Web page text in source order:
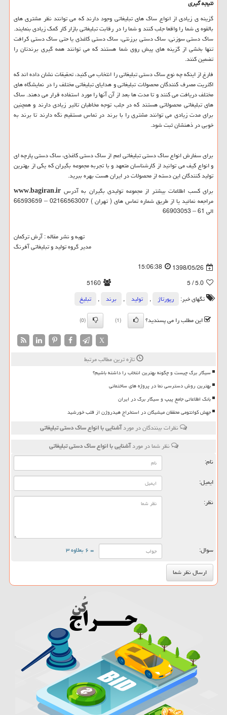
نتیجه گیری
گزینه ی زیادی از انواع ساک های تبلیغاتی وجود دارند که می توانند نظر مشتری های
بالقوه ی شما را واقعا جلب کنند و شما را در رقابت تبلیغاتی بازار کار کمک زیادی بنمایند.
ساک دستی سوزنی، ساک دستی برزنتی، ساک دستی کاغذی یا حتی ساک دستی کرافت
تنها بخشی از گزینه های پیش روی شما هستند که می توانند همه گیری برندتان را
تضمین کنند.
فارغ از اینکه چه نوع ساک دستی تبلیغاتی را انتخاب می کنید، تحقیقات نشان داده اند که
اکثریت مصرف کنندگان محصولات تبلیغاتی و هدایای تبلیغاتی مختلف را در نمایشگاه های
مختلف دریافت می کنند و تا مدت ها بعد از آن آنها را مورد استفاده قرار می دهند. ساک
های تبلیغاتی محصولاتی هستند که در جلب توجه مخاطبان تاثیر زیادی دارند و همچنین
برای مدت زیادی می توانند مشتری را با برند در تماس مستقیم نگه دارند تا برند به
خوبی در ذهنشان ثبت شود.
برای سفارش انواع ساک دستی تبلیغاتی اعم از ساک دستی کاغذی، ساک دستی پارچه ای
و انواع کیف می توانید از کارشناسان متعهد و با تجربه مجموعه بگیران که یکی از بهترین
تولید کنندگان این دسته از محصولات در ایران هست بهره ببرید.
برای کسب اطلاعات بیشتر از مجموعه تولیدی بگیران به آدرس www.bagiran.ir
مراجعه نمائید یا از طریق شماره تماس های ( تهران ) 02166563007 – 66593659
الی 61 – 66903053
تهیه و نشر مقاله : آرش ترکمان
مدیر گروه تولید و تبلیغاتی آفرنگ
1398/05/26
15:06:38
5.0
/ 5
5160
تگهای خبر:
رپورتاژ , تولید , برند ,
تبلیغ
این مطلب را می پسندید؟
(1)
(0)
X
تازه ترین مطالب مرتبط
سیگار برگ چیست و چگونه بهترین انتخاب را داشته باشیم؟
بهترین روش دسترسی نما در پروژه های ساختمانی
بانک اطلاعاتی جامع پیپ و سیگار برگ در ایران
جهش کوانتومی محققان میشیگان در استخراج هیدروژن از قلب خورشید
نظرات بینندگان در موردآشنایی با انواع ساك دستی تبلیغاتی
نظر شما در موردآشنایی با انواع ساك دستی تبلیغاتی
نام:
ایمیل:
نظر:
سوال: = ۶ بعلاوه ۳